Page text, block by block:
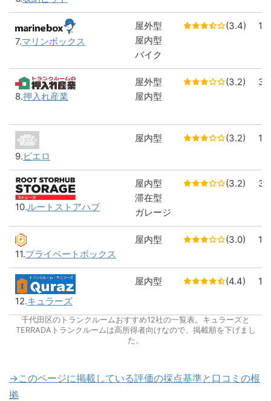
7.マリンボックス
屋外型
屋内型
バイク
(3.4) 1
8.押入れ産業
屋外型
屋内型
(3.2) 3
9.ピエロ
屋内型 (3.2) 1
10.ルートストアハブ
屋内型
滞在型
ガレージ
(3.2) 3
11.プライベートボックス
屋内型 (3.0) 1
12.キュラーズ
屋内型 (4.4) 1
千代田区のトランクルームおすすめ12社の一覧表。キュラーズと
TERRADAトランクルームは高所得者向けなので、掲載順を下げまし
た。
→このページに掲載している評価の採点基準と口コミの根
拠